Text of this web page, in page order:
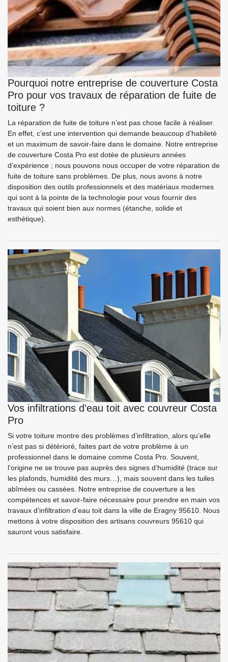
Pourquoi notre entreprise de couverture Costa
Pro pour vos travaux de réparation de fuite de
toiture ?
La réparation de fuite de toiture n’est pas chose facile à réaliser.
En effet, c’est une intervention qui demande beaucoup d’habileté
et un maximum de savoir-faire dans le domaine. Notre entreprise
de couverture Costa Pro est dotée de plusieurs années
d’expérience ; nous pouvons nous occuper de votre réparation de
fuite de toiture sans problèmes. De plus, nous avons à notre
disposition des outils professionnels et des matériaux modernes
qui sont à la pointe de la technologie pour vous fournir des
travaux qui soient bien aux normes (étanche, solide et
esthétique).
Vos infiltrations d’eau toit avec couvreur Costa
Pro
Si votre toiture montre des problèmes d’infiltration, alors qu’elle
n’est pas si détérioré, faites part de votre problème à un
professionnel dans le domaine comme Costa Pro. Souvent,
l’origine ne se trouve pas auprès des signes d’humidité (trace sur
les plafonds, humidité des murs…), mais souvent dans les tuiles
abîmées ou cassées. Notre entreprise de couverture a les
compétences et savoir-faire nécessaire pour prendre en main vos
travaux d’infiltration d’eau toit dans la ville de Eragny 95610. Nous
mettons à votre disposition des artisans couvreurs 95610 qui
sauront vous satisfaire.